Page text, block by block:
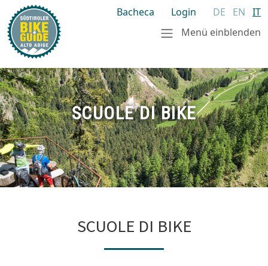
Bacheca Login DE EN IT
Menü einblenden
SCUOLE DI BIKE
SCUOLE DI BIKE